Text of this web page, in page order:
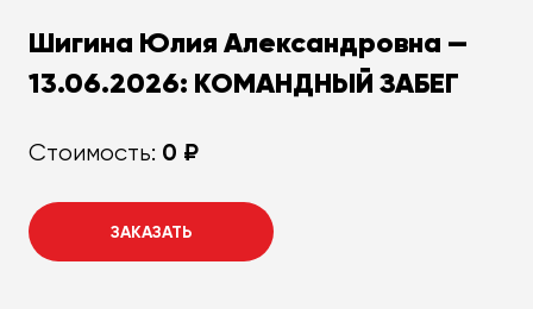
Шигина Юлия Александровна —
13.06.2026: КОМАНДНЫЙ ЗАБЕГ
Стоимость: 0 ₽
ЗАКАЗАТЬ